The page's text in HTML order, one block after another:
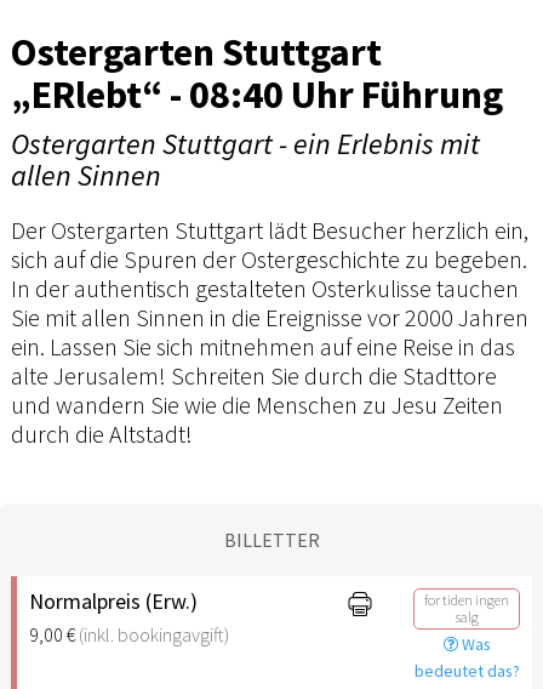
Ostergarten Stuttgart
„ERlebt“ - 08:40 Uhr Führung
Ostergarten Stuttgart - ein Erlebnis mit
allen Sinnen
Der Ostergarten Stuttgart lädt Besucher herzlich ein,
sich auf die Spuren der Ostergeschichte zu begeben.
In der authentisch gestalteten Osterkulisse tauchen
Sie mit allen Sinnen in die Ereignisse vor 2000 Jahren
ein. Lassen Sie sich mitnehmen auf eine Reise in das
alte Jerusalem! Schreiten Sie durch die Stadttore
und wandern Sie wie die Menschen zu Jesu Zeiten
durch die Altstadt!
BILLETTER
Normalpreis (Erw.)
9,00 €(inkl. bookingavgift)
for tiden ingen
salg
Was
bedeutet das?